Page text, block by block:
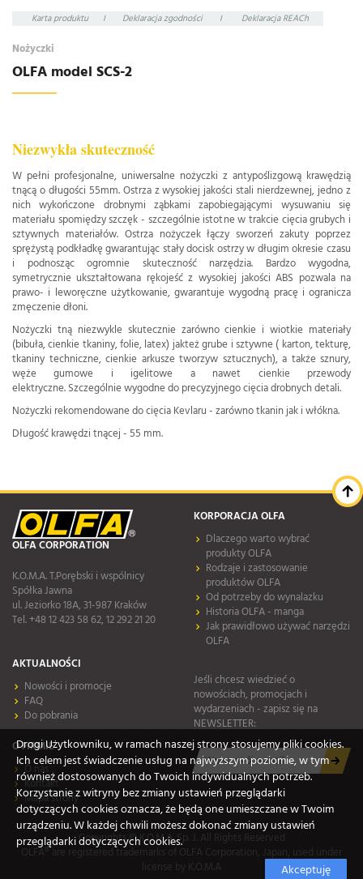
Karta produktu I Deklaracja zgodności I Deklaracja REACh
Nożyczki
OLFA model SCS-2
Niezwykła skuteczność
W pełni profesjonalne, uniwersalne nożyczki z antypoślizgową krawędzią
tnącą o długości 55mm. Ostrza z wysokiej jakości stali nierdzewnej, jedno z
nich wykończone drobnymi ząbkami zapobiegającymi wysuwaniu się
materiału spomiędzy szczęk - szczególnie istotne w trakcie cięcia grubych i
sztywnych materiałów. Ostrza nożyczek łączy sworzeń zakuty poprzez
sprężystą podkładkę gwarantując stały docisk ostrzy w długim okresie czasu
i podnosząc ogromnie skuteczność narzędzia. Bardzo wygodna,
symetrycznie ukształtowana rękojeść z wysokiej jakości ABS pozwala na
prawo- i leworęczne użytkowanie, gwarantuje wygodną pracę i ogranicza
zmęczenie dłoni.
Nożyczki tną niezwykle skutecznie zarówno cienkie i wiotkie materiały
(bibuła, cienkie tkaniny, folie, latex) jakteż grube i sztywne ( karton, tekturę,
tkaniny techniczne, cienkie arkusze tworzyw sztucznych), a także sznury,
węże gumowe i igelitowe a nawet cienkie przewody
elektryczne. Szczególnie wygodne do precyzyjnego cięcia drobnych detali.
Nożyczki rekomendowane do cięcia Kevlaru - zarówno tkanin jak i włókna.
Długość krawędzi tnącej - 55 mm.
OLFA CORPORATION
K.O.M.A. T.Porębski i wspólnicy
Spółka Jawna
ul. Jeziorko 18A, 31-987 Kraków
Tel. +48 12 423 58 62, 12 292 21 20
KORPORACJA OLFA
Dlaczego warto wybrać
produkty OLFA
Rodzaje i zastosowanie
produktów OLFA
Od potrzeby do wynalazku
Historia OLFA - manga
Jak prawidłowo używać narzędzi
OLFA
AKTUALNOŚCI
Nowości i promocje
FAQ
Do pobrania
O FIRMIE
O nas
Kontakt
Mapa strony
Jeśli chcesz wiedzieć o
nowościach, promocjach i
wydarzeniach - zapisz się na
NEWSLETTER:
Copyrights © K.O.M.A. Sp. J. All Rights Reserved
OLFA® are registered trademarks of OLFA Corporation, Japan, used under
license by K.O.M.A
Drogi Użytkowniku, w ramach naszej strony stosujemy pliki cookies.
Ich celem jest świadczenie usług na najwyższym poziomie, w tym
również dostosowanych do Twoich indywidualnych potrzeb.
Korzystanie z witryny bez zmiany ustawień przeglądarki
dotyczących cookies oznacza, że będą one umieszczane w Twoim
urządzeniu. W każdej chwili możesz dokonać zmiany ustawień
przeglądarki dotyczących cookies.
Akceptuję